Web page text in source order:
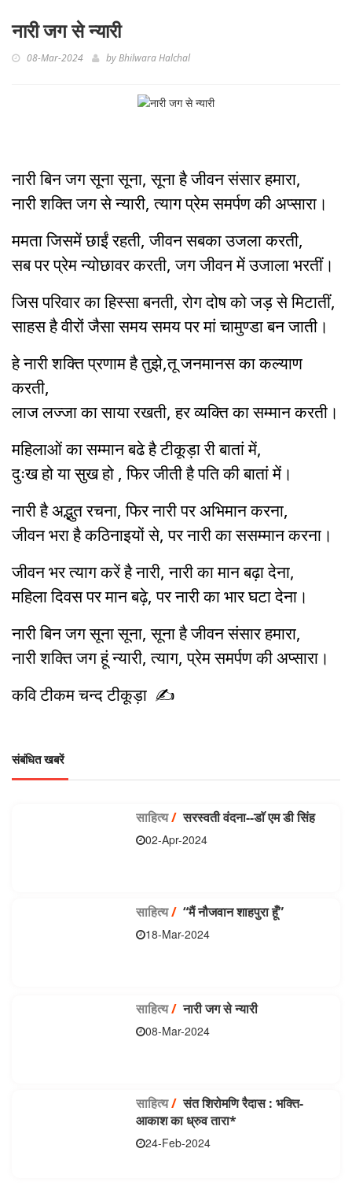
नारी जग से न्यारी
08-Mar-2024 byBhilwara Halchal
नारी बिन जग सूना सूना, सूना है जीवन संसार हमारा,
नारी शक्ति जग से न्यारी, त्याग प्रेम समर्पण की अप्सारा।
ममता जिसमें छाईं रहती, जीवन सबका उजला करती,
सब पर प्रेम न्योछावर करती, जग जीवन में उजाला भरतीं।
जिस परिवार का हिस्सा बनती, रोग दोष को जड़ से मिटातीं,
साहस है वीरों जैसा समय समय पर मां चामुण्डा बन जाती।
हे नारी शक्ति प्रणाम है तुझे,तू जनमानस का कल्याण
करती,
लाज लज्जा का साया रखती, हर व्यक्ति का सम्मान करती।
महिलाओं का सम्मान बढे है टीकूड़ा री बातां में,
दुःख हो या सुख हो , फिर जीती है पति की बातां में।
नारी है अद्भुत रचना, फिर नारी पर अभिमान करना,
जीवन भरा है कठिनाइयों से, पर नारी का ससम्मान करना।
जीवन भर त्याग करें है नारी, नारी का मान बढ़ा देना,
महिला दिवस पर मान बढ़े, पर नारी का भार घटा देना।
नारी बिन जग सूना सूना, सूना है जीवन संसार हमारा,
नारी शक्ति जग हूं न्यारी, त्याग, प्रेम समर्पण की अप्सारा।
कवि टीकम चन्द टीकूड़ा ✍️
संबंधित खबरें
साहित्य/सरस्वती वंदना--डाॅ एम डी सिंह
02-Apr-2024
साहित्य/ “मैं नौजवान शाहपुरा हूँ”
18-Mar-2024
साहित्य/नारी जग से न्यारी
08-Mar-2024
साहित्य/संत शिरोमणि रैदास : भक्ति-
आकाश का ध्रुव तारा*
24-Feb-2024